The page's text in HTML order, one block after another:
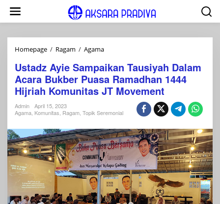
konten
Homepage / Ragam / AgamaUstadz
Sampaikan
Tausiyah
Dalam
Acara
Puasa
1444
Hijriah
Komunitas
JT
Movement
Ustadz Ayie Sampaikan Tausiyah Dalam
Acara Bukber Puasa Ramadhan 1444
Hijriah Komunitas JT Movement
Admin
April 15, 2023
Agama Komunitas Ragam Topik Seremonial